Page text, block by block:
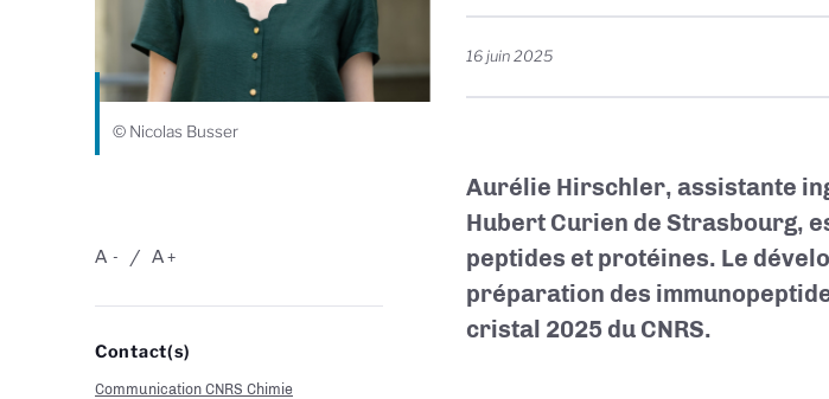
© Nicolas Busser
-
A +
A
Contact(s)
Communication CNRS Chimie
16 juin 2025
Aurélie Hirschler, assistante
Hubert Curien de Strasbourg,
peptides et protéines. Le
préparation des
cristal 2025 du CNRS.